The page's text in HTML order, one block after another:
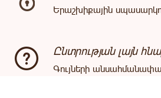
Երաշխիքային
Ընտրության լայն
Գույների